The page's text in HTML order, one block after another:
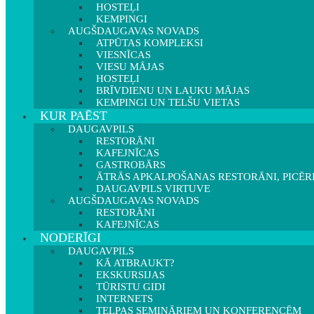
HOSTEĻI
KEMPINGI
AUGŠDAUGAVAS NOVADS
ATPŪTAS KOMPLEKSI
VIESNĪCAS
VIESU MĀJAS
HOSTEĻI
BRĪVDIENU UN LAUKU MĀJAS
KEMPINGI UN TELŠU VIETAS
KUR PAĒST
DAUGAVPILS
RESTORĀNI
KAFEJNĪCAS
GASTROBĀRS
ĀTRĀS APKALPOŠANAS RESTORĀNI,
DAUGAVPILS VIRTUVE
AUGŠDAUGAVAS NOVADS
RESTORĀNI
KAFEJNĪCAS
NODERĪGI
DAUGAVPILS
KĀ ATBRAUKT?
EKSKURSIJAS
TŪRISTU GIDI
INTERNETS
TELPAS SEMINĀRIEM UN KONFERENCĒM